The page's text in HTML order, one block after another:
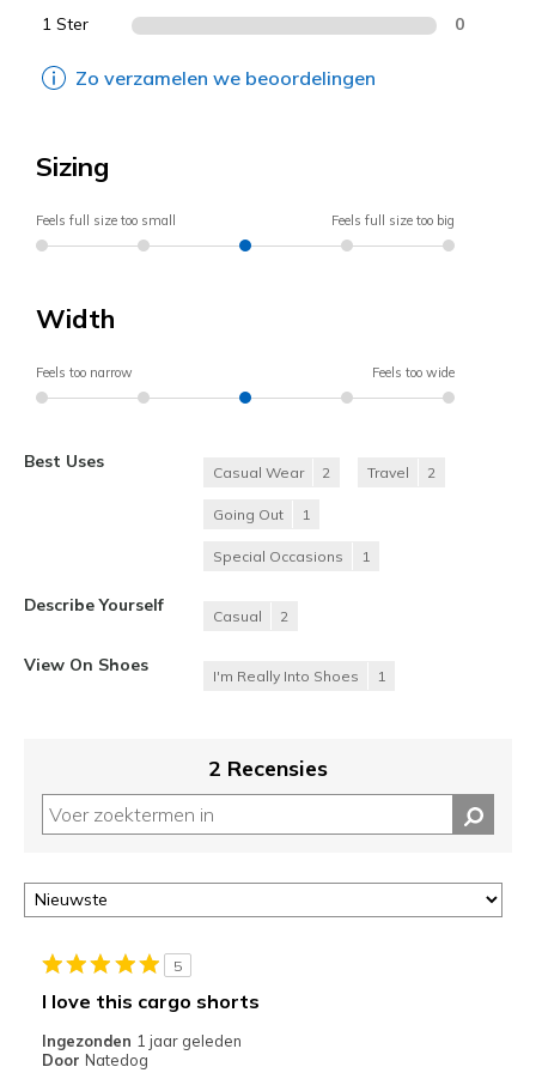
1 Ster 0
Zo verzamelen we beoordelingen
Sizing
Feels full size too small Feels full size too big
Width
Feels too narrow Feels too wide
Best Uses
Casual Wear 2 Travel 2
Going Out 1
Special Occasions 1
Describe Yourself
Casual 2
View On Shoes
I'm Really Into Shoes 1
2 Recensies
5
I love this cargo shorts
Ingezonden 1 jaar geleden
Door Natedog